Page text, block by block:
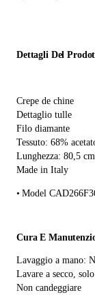
Dettagli Del
Crepe de chine
Dettaglio tulle
Filo diamante
Tessuto: 68%
Lunghezza: 80,5
Made in Italy
Model
Cura E
Lavaggio a mano:
Lavare a secco,
Non candeggiare